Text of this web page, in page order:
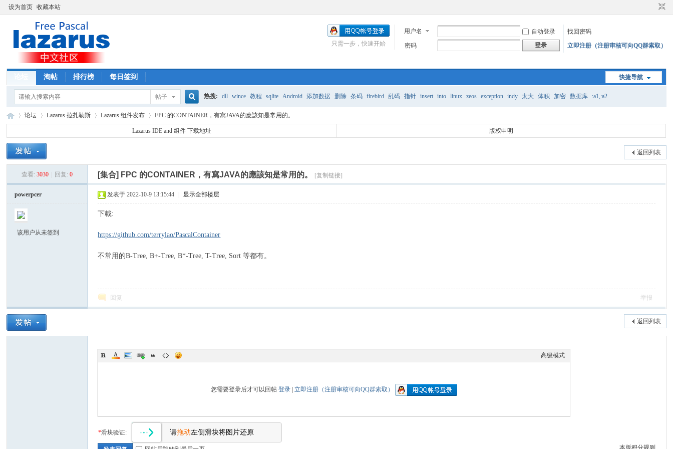
设为首页 收藏本站
用户名 自动登录
找回密码
密码
登录 立即注册（注册审核可向QQ群索取）
只需一步，快速开始
快捷导航
淘帖 排行榜 每日签到
帖子
搜
热搜: dll wince 教程 sqlite Android 添加数据 删除 条码 firebird 乱码 指针 insert into linux zeos exception indy 太大 体积 加密 数据库 :a1,:a2
La »
论坛
›
Lazarus 拉扎勒斯 Lazarus 组件发布 FPC 的CONTAINER，有寫JAVA的應該知是常用的。
Lazarus IDE and 组件 下载地址 版权申明
返回列表
查看: 3030 回复: 0 [集合] FPC 的CONTAINER，有寫JAVA的應該知是常用的。 [复制链接]
powerpcer
该用户从未签到
发表于 2022-10-9 13:15:44 显示全部楼层
下載:
https://github.com/terrylao/PascalContainer
不常用的B-Tree, B+-Tree, B*-Tree, T-Tree, Sort 等都有。
回复 举报
返回列表
高级模式
您需要登录后才可以回帖登录 |立即注册（注册审核可向QQ群索取）
*滑块验证: 请拖动左侧滑块将图片还原
本版积分规则